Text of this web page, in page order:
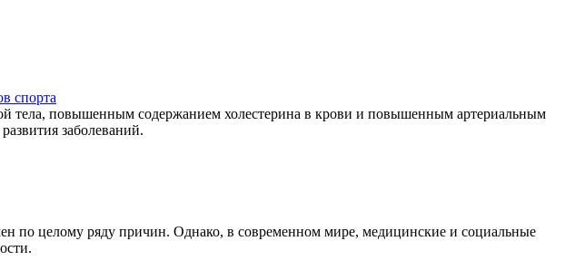
спорта
тела, повышенным содержанием холестерина в крови и повышенным артериальным
заболеваний.
по целому ряду причин. Однако, в современном мире, медицинские и социальные